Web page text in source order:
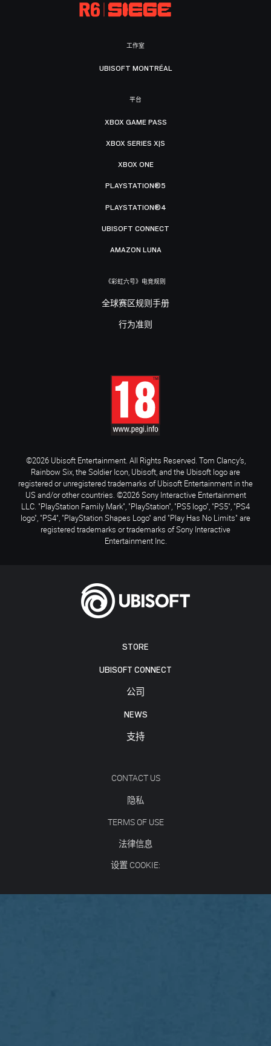
STORE
UBISOFT CONNECT
公司
NEWS
支持
CONTACT US
隐私
TERMS OF USE
法律信息
设置 COOKIE:
工作室
UBISOFT MONTRÉAL
平台
XBOX GAME PASS
XBOX SERIES X|S
XBOX ONE
PLAYSTATION®5
PLAYSTATION®4
UBISOFT CONNECT
AMAZON LUNA
《彩虹六号》电竞规则
全球赛区规则手册
行为准则
©2026 Ubisoft Entertainment. All Rights Reserved. Tom Clancy’s,
Rainbow Six, the Soldier Icon, Ubisoft, and the Ubisoft logo are
registered or unregistered trademarks of Ubisoft Entertainment in the
US and/or other countries. ©2026 Sony Interactive Entertainment
LLC. "PlayStation Family Mark", "PlayStation", "PS5 logo", "PS5", "PS4
logo", "PS4", "PlayStation Shapes Logo" and "Play Has No Limits" are
registered trademarks or trademarks of Sony Interactive
Entertainment Inc.